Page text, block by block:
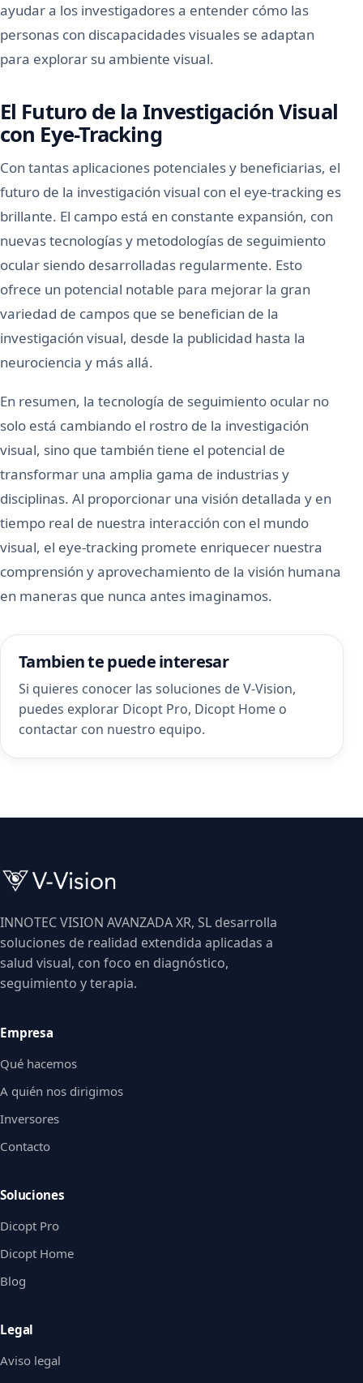
ayudar a los investigadores a entender cómo las
personas con discapacidades visuales se adaptan
para explorar su ambiente visual.
El Futuro de la Investigación Visual
con Eye-Tracking
Con tantas aplicaciones potenciales y beneficiarias, el
futuro de la investigación visual con el eye-tracking es
brillante. El campo está en constante expansión, con
nuevas tecnologías y metodologías de seguimiento
ocular siendo desarrolladas regularmente. Esto
ofrece un potencial notable para mejorar la gran
variedad de campos que se benefician de la
investigación visual, desde la publicidad hasta la
neurociencia y más allá.
En resumen, la tecnología de seguimiento ocular no
solo está cambiando el rostro de la investigación
visual, sino que también tiene el potencial de
transformar una amplia gama de industrias y
disciplinas. Al proporcionar una visión detallada y en
tiempo real de nuestra interacción con el mundo
visual, el eye-tracking promete enriquecer nuestra
comprensión y aprovechamiento de la visión humana
en maneras que nunca antes imaginamos.
Tambien te puede interesar
Si quieres conocer las soluciones de V-Vision,
puedes explorar Dicopt Pro, Dicopt Home o
contactar con nuestro equipo.
INNOTEC VISION AVANZADA XR, SL desarrolla
soluciones de realidad extendida aplicadas a
salud visual, con foco en diagnóstico,
seguimiento y terapia.
Empresa
Qué hacemos
A quién nos dirigimos
Inversores
Contacto
Soluciones
Dicopt Pro
Dicopt Home
Blog
Legal
Aviso legal